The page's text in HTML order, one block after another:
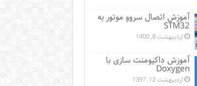
آموزش اتصال سروو موتور به
STM32
اردیبهشت 8, 1400
آموزش داکیومنت سازی با
Doxygen
اردیبهشت 12, 1397